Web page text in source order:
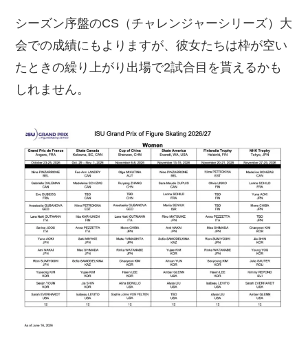
シーズン序盤のCS（チャレンジャーシリーズ）大
会での成績にもよりますが、彼女たちは枠が空い
たときの繰り上がり出場で2試合目を貰えるかも
しれません。